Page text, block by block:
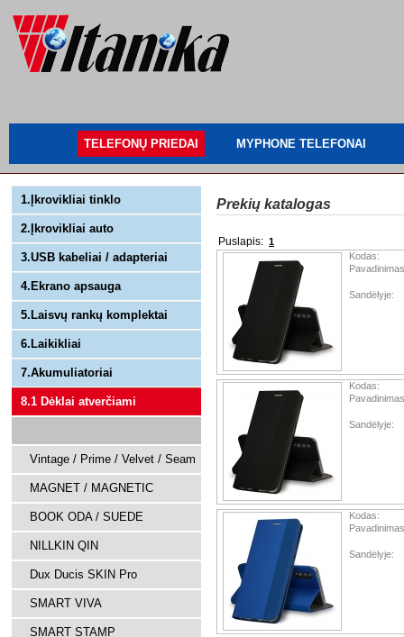
TELEFONŲ PRIEDAI MYPHONE TELEFONAI
1.Įkrovikliai tinklo
2.Įkrovikliai auto
3.USB kabeliai / adapteriai
4.Ekrano apsauga
5.Laisvų rankų komplektai
6.Laikikliai
7.Akumuliatoriai
8.1 Dėklai atverčiami
Vintage / Prime / Velvet / Seam
MAGNET / MAGNETIC
BOOK ODA / SUEDE
NILLKIN QIN
Dux Ducis SKIN Pro
SMART VIVA
SMART STAMP
Prekių katalogas
Puslapis: 1
Kodas:
Sandėlyje:
Kodas:
Sandėlyje:
Kodas:
Sandėlyje: